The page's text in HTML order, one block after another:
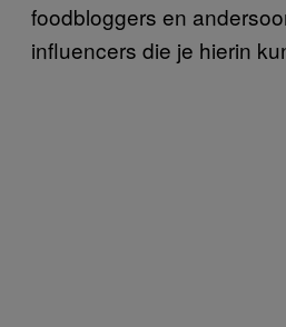
foodbloggers en
influencers die je hierin